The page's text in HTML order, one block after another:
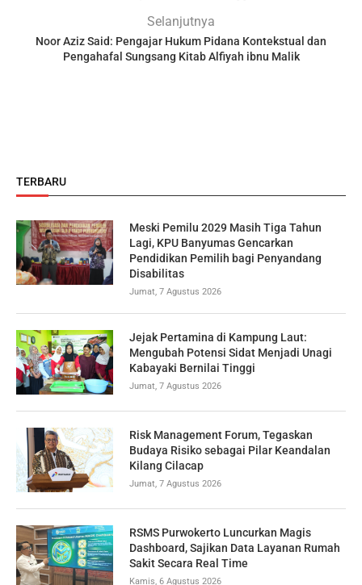
Selanjutnya
Noor Aziz Said: Pengajar Hukum Pidana Kontekstual dan
Pengahafal Sungsang Kitab Alfiyah ibnu Malik
TERBARU
Meski Pemilu 2029 Masih Tiga Tahun
Lagi, KPU Banyumas Gencarkan
Pendidikan Pemilih bagi Penyandang
Disabilitas
Jumat, 7 Agustus 2026
Jejak Pertamina di Kampung Laut:
Mengubah Potensi Sidat Menjadi Unagi
Kabayaki Bernilai Tinggi
Jumat, 7 Agustus 2026
Risk Management Forum, Tegaskan
Budaya Risiko sebagai Pilar Keandalan
Kilang Cilacap
Jumat, 7 Agustus 2026
RSMS Purwokerto Luncurkan Magis
Dashboard, Sajikan Data Layanan Rumah
Sakit Secara Real Time
Kamis, 6 Agustus 2026